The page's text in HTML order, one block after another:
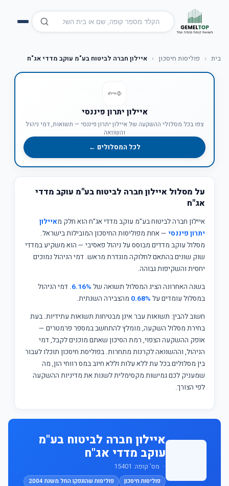
בית › פוליסות חיסכון › איילון חברה לביטוח בע"מ עוקב מדדי אג"ח
איילון יתרון פיננסי
צפו בכל מסלולי ההשקעה של איילון יתרון פיננסי — תשואות, דמי ניהול
והשוואה
לכל המסלולים ←
על מסלול איילון חברה לביטוח בע"מ עוקב מדדי
אג"ח
איילון חברה לביטוח בע"מ עוקב מדדי אג"ח הוא חלק מאיילון
יתרון פיננסי — אחת מפוליסות החיסכון המובילות בישראל.
מסלול עוקב מדדים מבוסס על ניהול פאסיבי — הוא משקיע במדדי
שוק שונים בהתאם לחלוקה מוגדרת מראש. דמי הניהול נמוכים
יחסית והשקיפות גבוהה.
בשנה האחרונה הציג המסלול תשואה של 6.16%. דמי הניהול
במסלול עומדים על 0.68% מהצבירה השנתית.
חשוב להבין: תשואות עבר אינן מבטיחות תשואות עתידיות. בעת
בחירת מסלול השקעה, מומלץ להתחשב במספר פרמטרים —
אופק ההשקעה הצפוי, רמת הסיכון שאתם מוכנים לקבל, דמי
הניהול, וההשוואה לקרנות מתחרות. בפוליסת חיסכון תוכלו לעבור
בין מסלולים בכל עת ללא עלות וללא חיוב במס רווחי הון, מה
שמעניק לכם גמישות מקסימלית לשנות את מדיניות ההשקעה
לפי הצורך.
איילון חברה לביטוח בע"מ
עוקב מדדי אג"ח
· מס' קופה: 15401
פוליסות חיסכון פוליסות שהונפקו החל משנת 2004